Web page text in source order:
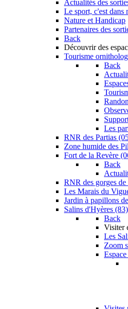
Actualités des
Le sport, c'est dans
Nature et Handicap
Partenaires des
Back
Découvrir des
Tourisme
Back
Les
RNR des Partias
Zone humide des
Fort de la Revère
Back
RNR des gorges
Les Marais du
Jardin à papillons
Salins d'Hyères (83)
Back
Visiter
Les
Zoom